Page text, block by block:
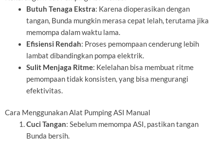
Butuh Tenaga Ekstra: Karena dioperasikan dengan
tangan, Bunda mungkin merasa cepat lelah, terutama jika
memompa dalam waktu lama.
Efisiensi Rendah: Proses pemompaan cenderung lebih
lambat dibandingkan pompa elektrik.
Sulit Menjaga Ritme: Kelelahan bisa membuat ritme
pemompaan tidak konsisten, yang bisa mengurangi
efektivitas.
Cara Menggunakan Alat Pumping ASI Manual
Cuci Tangan: Sebelum memompa ASI, pastikan tangan
Bunda bersih.